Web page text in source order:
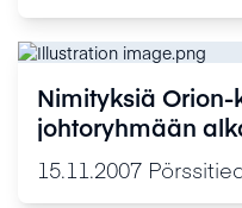
Nimityksiä Orion-
johtoryhmään
15.11.2007